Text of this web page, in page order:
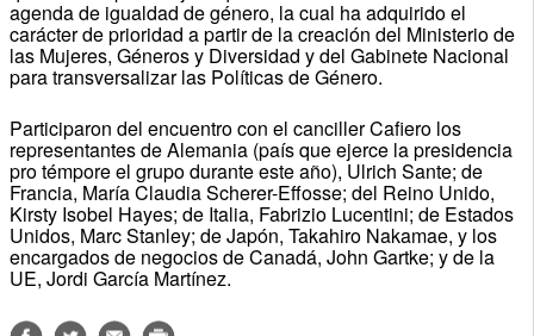
agenda de igualdad de género, la cual ha adquirido el
carácter de prioridad a partir de la creación del Ministerio de
las Mujeres, Géneros y Diversidad y del Gabinete Nacional
para transversalizar las Políticas de Género.
Participaron del encuentro con el canciller Cafiero los
representantes de Alemania (país que ejerce la presidencia
pro témpore el grupo durante este año), Ulrich Sante; de
Francia, María Claudia Scherer-Effosse; del Reino Unido,
Kirsty Isobel Hayes; de Italia, Fabrizio Lucentini; de Estados
Unidos, Marc Stanley; de Japón, Takahiro Nakamae, y los
encargados de negocios de Canadá, John Gartke; y de la
UE, Jordi García Martínez.